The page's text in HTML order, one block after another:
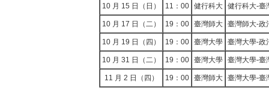
10 月 15 日（日） 11：00 健行科大 健行科大-臺
10 月 17 日（二） 19：00 臺灣師大 臺灣師大-政
10 月 19 日（四） 19：00 臺灣大學 臺灣大學-政
10 月 31 日（二） 19：00 臺灣大學 臺灣大學-臺
11 月 2 日（四） 19：00 臺灣師大 臺灣大學-臺